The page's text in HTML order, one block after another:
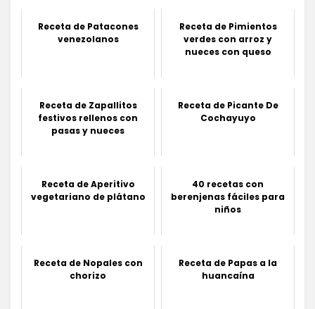
Receta de Patacones
venezolanos
Receta de Pimientos
verdes con arroz y
nueces con queso
Receta de Zapallitos
festivos rellenos con
pasas y nueces
Receta de Picante De
Cochayuyo
Receta de Aperitivo
vegetariano de plátano
40 recetas con
berenjenas fáciles para
niños
Receta de Nopales con
chorizo
Receta de Papas a la
huancaína